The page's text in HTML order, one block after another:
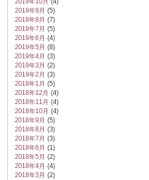
2019年10月 (4)
2019年9月 (5)
2019年8月 (7)
2019年7月 (5)
2019年6月 (4)
2019年5月 (8)
2019年4月 (3)
2019年3月 (2)
2019年2月 (3)
2019年1月 (5)
2018年12月 (4)
2018年11月 (4)
2018年10月 (4)
2018年9月 (5)
2018年8月 (3)
2018年7月 (3)
2018年6月 (1)
2018年5月 (2)
2018年4月 (4)
2018年3月 (2)